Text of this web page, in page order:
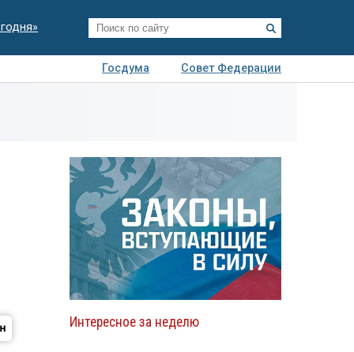
Госдума
Совет Федерации
Интересное за неделю